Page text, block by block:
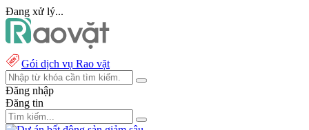
Đang xử lý...
Gói dịch vụ Rao vặt
Đăng nhập
Đăng tin